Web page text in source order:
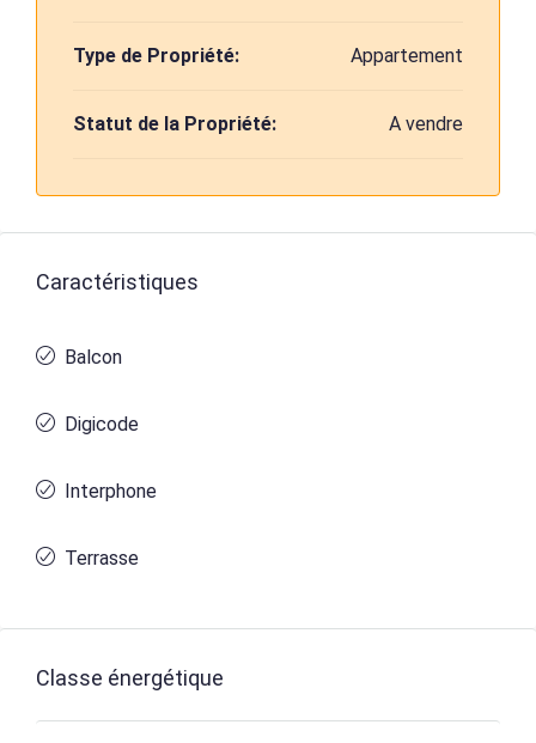
Type de Propriété: Appartement
Statut de la Propriété: A vendre
Caractéristiques
Balcon
Digicode
Interphone
Terrasse
Classe énergétique